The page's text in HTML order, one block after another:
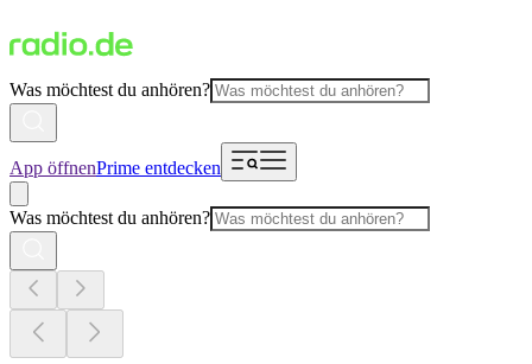
Was möchtest du anhören?
App öffnenPrime entdecken
Was möchtest du anhören?